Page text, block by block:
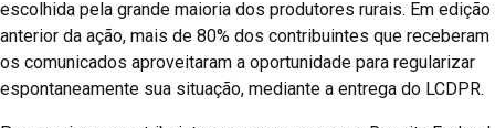
escolhida pela grande maioria dos produtores rurais. Em edição
anterior da ação, mais de 80% dos contribuintes que receberam
os comunicados aproveitaram a oportunidade para regularizar
espontaneamente sua situação, mediante a entrega do LCDPR.